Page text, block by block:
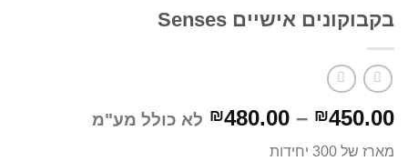
בקבוקונים אישיים Senses
₪450.00
–
₪480.00 לא כולל מע"מ
מארז של 300 יחידות